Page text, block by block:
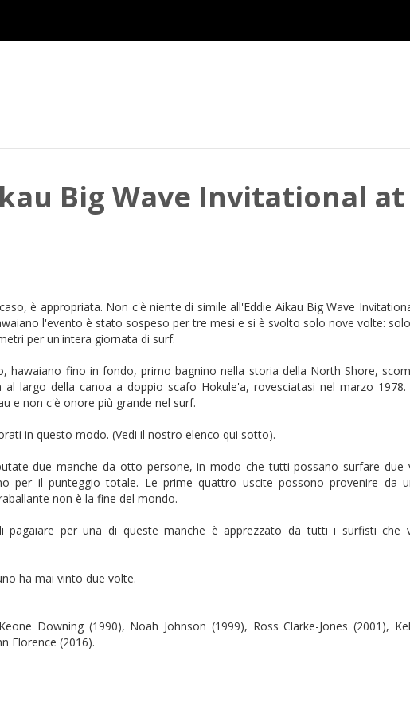
Big Wave Invitational at
è appropriata. Non c'è niente di simile all'Eddie Aikau Big Wave
l'evento è stato sospeso per tre mesi e si è svolto solo nove volte:
per un'intera giornata di surf.
hawaiano fino in fondo, primo bagnino nella storia della North Shore,
al largo della canoa a doppio scafo Hokule'a, rovesciatasi nel marzo
e non c'è onore più grande nel surf.
in questo modo. (Vedi il nostro elenco qui sotto).
due manche da otto persone, in modo che tutti possano surfare due
per il punteggio totale. Le prime quattro uscite possono provenire da
non è la fine del mondo.
per una di queste manche è apprezzato da tutti i surfisti che
ha mai vinto due volte.
Downing (1990), Noah Johnson (1999), Ross Clarke-Jones (2001),
Florence (2016).